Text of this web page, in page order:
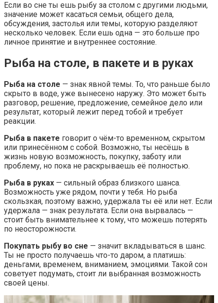
Если во сне ты ешь рыбу за столом с другими людьми,
значение может касаться семьи, общего дела,
обсуждения, застолья или темы, которую разделяют
несколько человек. Если ешь одна — это больше про
личное принятие и внутреннее состояние.
Рыба на столе, в пакете и в руках
Рыба на столе — знак явной темы. То, что раньше было
скрыто в воде, уже вынесено наружу. Это может быть
разговор, решение, предложение, семейное дело или
результат, который лежит перед тобой и требует
реакции.
Рыба в пакете говорит о чём-то временном, скрытом
или принесённом с собой. Возможно, ты несёшь в
жизнь новую возможность, покупку, заботу или
проблему, но пока не раскрываешь её полностью.
Рыба в руках — сильный образ близкого шанса.
Возможность уже рядом, почти у тебя. Но рыба
скользкая, поэтому важно, удержала ты её или нет. Если
удержала — знак результата. Если она вырвалась —
стоит быть внимательнее к тому, что можешь потерять
по неосторожности.
Покупать рыбу во сне — значит вкладываться в шанс.
Ты не просто получаешь что-то даром, а платишь:
деньгами, временем, вниманием, эмоциями. Такой сон
советует подумать, стоит ли выбранная возможность
своей цены.